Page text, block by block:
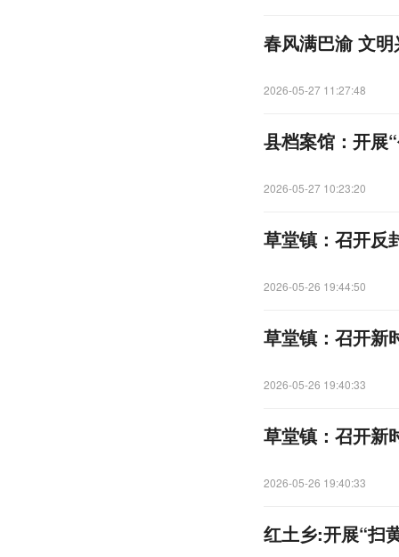
春风满巴渝 文
2026-05-27 11:27:48
县档案馆：开展
2026-05-27 10:23:20
草堂镇：召开反
2026-05-26 19:44:50
草堂镇：召开新
2026-05-26 19:40:33
草堂镇：召开新
2026-05-26 19:40:33
红土乡:开展“扫